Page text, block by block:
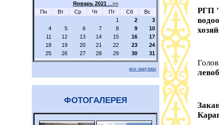
Январь 2021
...>>
Пн
Вт Ср Чт Пт Сб
Вс
1
2
3
4
5 6 7 8 9
10
11
12 13 14 15 16
17
18
19 20 21 22 23
24
25
26 27 28 29 30 31
все закупки
ФОТОГАЛЕРЕЯ
РГП